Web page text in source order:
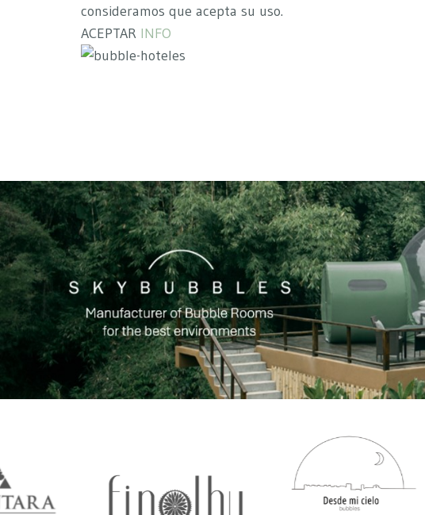
consideramos que acepta su uso.
ACEPTAR INFO